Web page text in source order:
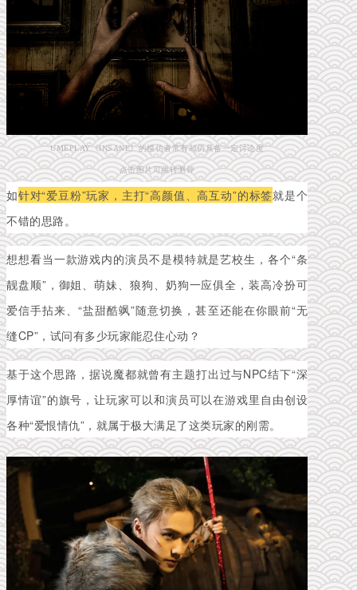
UMEPLAY《INSANE》的模仿者常有却仍具备一定讨论度
点击图片可跳转测评
如针对“爱豆粉”玩家，主打“高颜值、高互动”的标签就是个
不错的思路。
想想看当一款游戏内的演员不是模特就是艺校生，各个“条
靓盘顺”，御姐、萌妹、狼狗、奶狗一应俱全，装高冷扮可
爱信手拈来、“盐甜酷飒”随意切换，甚至还能在你眼前“无
缝CP”，试问有多少玩家能忍住心动？
基于这个思路，据说魔都就曾有主题打出过与NPC结下“深
厚情谊”的旗号，让玩家可以和演员可以在游戏里自由创设
各种“爱恨情仇”，就属于极大满足了这类玩家的刚需。